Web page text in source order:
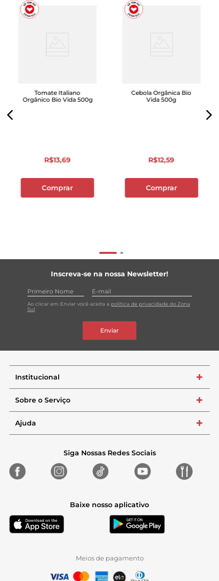
Tomate Italiano
Orgânico Bio Vida 500g
R$13,69
Comprar
Cebola Orgânica Bio
Vida 500g
R$12,59
Comprar
Inscreva-se na nossa Newsletter!
Ao clicar em Enviar você aceita a política de privacidade do Zona
Sul
Enviar
Institucional +
Sobre o Serviço +
Ajuda +
Siga Nossas Redes Sociais
Baixe nosso aplicativo
Meios de pagamento